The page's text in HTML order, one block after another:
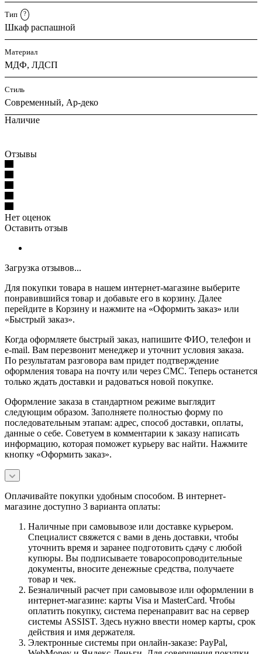
Тип ?
Шкаф распашной
Материал
МДФ, ЛДСП
Стиль
Современный, Ар-деко
Наличие
Отзывы
Нет оценок
Оставить отзыв
Загрузка отзывов...
Для покупки товара в нашем интернет-магазине выберите
понравившийся товар и добавьте его в корзину. Далее
перейдите в Корзину и нажмите на «Оформить заказ» или
«Быстрый заказ».
Когда оформляете быстрый заказ, напишите ФИО, телефон и
e-mail. Вам перезвонит менеджер и уточнит условия заказа.
По результатам разговора вам придет подтверждение
оформления товара на почту или через СМС. Теперь останется
только ждать доставки и радоваться новой покупке.
Оформление заказа в стандартном режиме выглядит
следующим образом. Заполняете полностью форму по
последовательным этапам: адрес, способ доставки, оплаты,
данные о себе. Советуем в комментарии к заказу написать
информацию, которая поможет курьеру вас найти. Нажмите
кнопку «Оформить заказ».
Оплачивайте покупки удобным способом. В интернет-
магазине доступно 3 варианта оплаты:
Наличные при самовывозе или доставке курьером.
Специалист свяжется с вами в день доставки, чтобы
уточнить время и заранее подготовить сдачу с любой
купюры. Вы подписываете товаросопроводительные
документы, вносите денежные средства, получаете
товар и чек.
Безналичный расчет при самовывозе или оформлении в
интернет-магазине: карты Visa и MasterCard. Чтобы
оплатить покупку, система перенаправит вас на сервер
системы ASSIST. Здесь нужно ввести номер карты, срок
действия и имя держателя.
Электронные системы при онлайн-заказе: PayPal,